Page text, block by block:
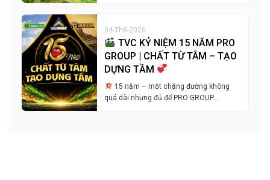
04-Th8-2026
TVC KỶ NIỆM 15 NĂM PRO
GROUP | CHẤT TỪ TÂM – TẠO
DỰNG TẦM
15 năm – một chặng đường không
quá dài nhưng đủ để PRO GROUP…